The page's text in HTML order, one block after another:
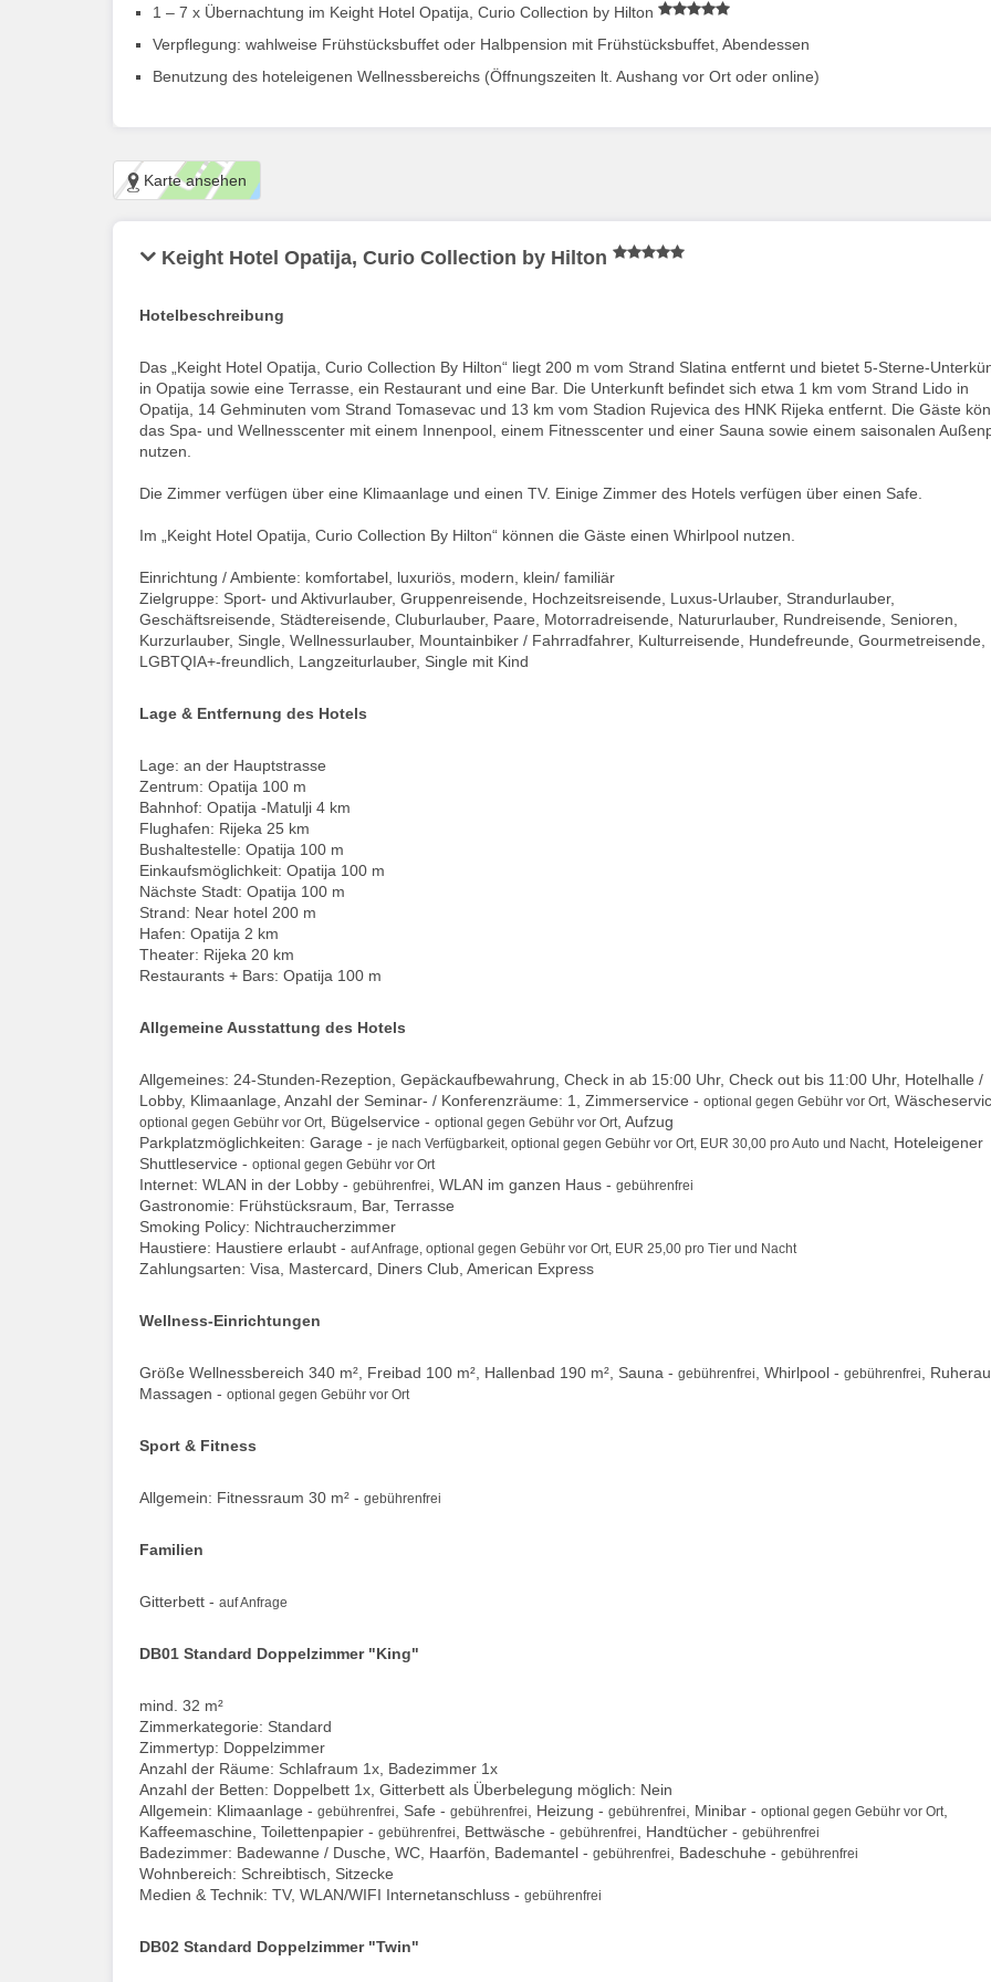
1 – 7 x Übernachtung im Keight Hotel Opatija, Curio Collection by Hilton
Verpflegung: wahlweise Frühstücksbuffet oder Halbpension mit Frühstücksbuffet, Abendessen
Benutzung des hoteleigenen Wellnessbereichs (Öffnungszeiten lt. Aushang vor Ort oder online)
Karte ansehen
Keight Hotel Opatija, Curio Collection by Hilton
Hotelbeschreibung
Das „Keight Hotel Opatija, Curio Collection By Hilton“ liegt 200 m vom Strand Slatina entfernt und bietet 5-Sterne-
in Opatija sowie eine Terrasse, ein Restaurant und eine Bar. Die Unterkunft befindet sich etwa 1 km vom Strand Lido in
Opatija, 14 Gehminuten vom Strand Tomasevac und 13 km vom Stadion Rujevica des HNK Rijeka entfernt. Die Gäste
das Spa- und Wellnesscenter mit einem Innenpool, einem Fitnesscenter und einer Sauna sowie einem saisonalen
nutzen.
Die Zimmer verfügen über eine Klimaanlage und einen TV. Einige Zimmer des Hotels verfügen über einen Safe.
Im „Keight Hotel Opatija, Curio Collection By Hilton“ können die Gäste einen Whirlpool nutzen.
Einrichtung / Ambiente: komfortabel, luxuriös, modern, klein/ familiär
Zielgruppe: Sport- und Aktivurlauber, Gruppenreisende, Hochzeitsreisende, Luxus-Urlauber, Strandurlauber,
Geschäftsreisende, Städtereisende, Cluburlauber, Paare, Motorradreisende, Natururlauber, Rundreisende, Senioren,
Kurzurlauber, Single, Wellnessurlauber, Mountainbiker / Fahrradfahrer, Kulturreisende, Hundefreunde, Gourmetreisende,
LGBTQIA+-freundlich, Langzeiturlauber, Single mit Kind
Lage & Entfernung des Hotels
Lage: an der Hauptstrasse
Zentrum: Opatija 100 m
Bahnhof: Opatija -Matulji 4 km
Flughafen: Rijeka 25 km
Bushaltestelle: Opatija 100 m
Einkaufsmöglichkeit: Opatija 100 m
Nächste Stadt: Opatija 100 m
Strand: Near hotel 200 m
Hafen: Opatija 2 km
Theater: Rijeka 20 km
Restaurants + Bars: Opatija 100 m
Allgemeine Ausstattung des Hotels
Allgemeines: 24-Stunden-Rezeption, Gepäckaufbewahrung, Check in ab 15:00 Uhr, Check out bis 11:00 Uhr, Hotelhalle /
Lobby, Klimaanlage, Anzahl der Seminar- / Konferenzräume: 1, Zimmerservice - optional gegen Gebühr vor Ort ,
optional gegen Gebühr vor Ort , Bügelservice - optional gegen Gebühr vor Ort , Aufzug
Parkplatzmöglichkeiten: Garage - je nach Verfügbarkeit, optional gegen Gebühr vor Ort, EUR 30,00 pro Auto und Nacht , Hoteleigener
Shuttleservice - optional gegen Gebühr vor Ort
Internet: WLAN in der Lobby - gebührenfrei , WLAN im ganzen Haus - gebührenfrei
Gastronomie: Frühstücksraum, Bar, Terrasse
Smoking Policy: Nichtraucherzimmer
Haustiere: Haustiere erlaubt - auf Anfrage, optional gegen Gebühr vor Ort, EUR 25,00 pro Tier und Nacht
Zahlungsarten: Visa, Mastercard, Diners Club, American Express
Wellness-Einrichtungen
Größe Wellnessbereich 340 m², Freibad 100 m², Hallenbad 190 m², Sauna - gebührenfrei , Whirlpool - gebührenfrei
,
Massagen - optional gegen Gebühr vor Ort
Sport & Fitness
Allgemein: Fitnessraum 30 m² - gebührenfrei
Familien
Gitterbett - auf Anfrage
DB01 Standard Doppelzimmer "King"
mind. 32 m²
Zimmerkategorie: Standard
Zimmertyp: Doppelzimmer
Anzahl der Räume: Schlafraum 1x, Badezimmer 1x
Anzahl der Betten: Doppelbett 1x, Gitterbett als Überbelegung möglich: Nein
Allgemein: Klimaanlage - gebührenfrei , Safe - gebührenfrei , Heizung - gebührenfrei , Minibar - optional gegen Gebühr vor Ort
Kaffeemaschine, Toilettenpapier - gebührenfrei , Bettwäsche - gebührenfrei , Handtücher - gebührenfrei
Badezimmer: Badewanne / Dusche, WC, Haarfön, Bademantel - gebührenfrei , Badeschuhe - gebührenfrei
Wohnbereich: Schreibtisch, Sitzecke
Medien & Technik: TV, WLAN/WIFI Internetanschluss - gebührenfrei
DB02 Standard Doppelzimmer "Twin"